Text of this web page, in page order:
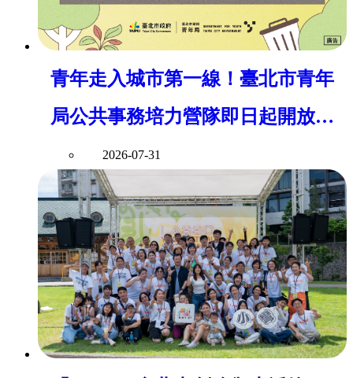
青年走入城市第一線！臺北市青年
局公共事務培力營隊即日起開放報
名
2026-07-31